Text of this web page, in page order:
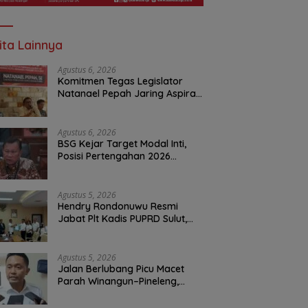
Lainnya
Agustus 6, 2026
Komitmen Tegas Legislator
Natanael Pepah Jaring Aspirasi
Infrastruktur
Agustus 6, 2026
BSG Kejar Target Modal Inti,
Posisi Pertengahan 2026
Agustus 5, 2026
Hendry Rondonuwu Resmi
Jabat Plt Kadis PUPRD Sulut,
Layanan Publik
Agustus 5, 2026
Jalan Berlubang Picu Macet
Parah Winangun–Pineleng,